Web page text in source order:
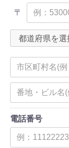
〒
電話番号